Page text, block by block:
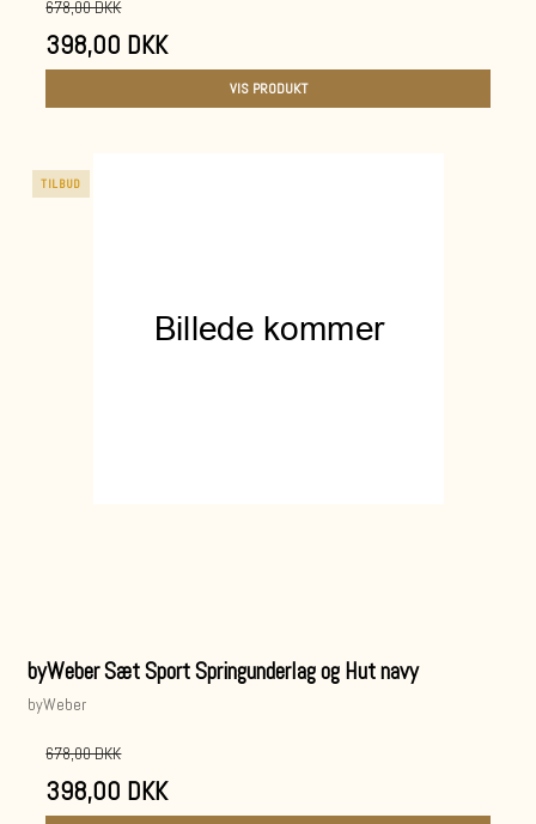
678,00 DKK
398,00 DKK
VIS PRODUKT
TILBUD
byWeber Sæt Sport Springunderlag og Hut navy
byWeber
678,00 DKK
398,00 DKK